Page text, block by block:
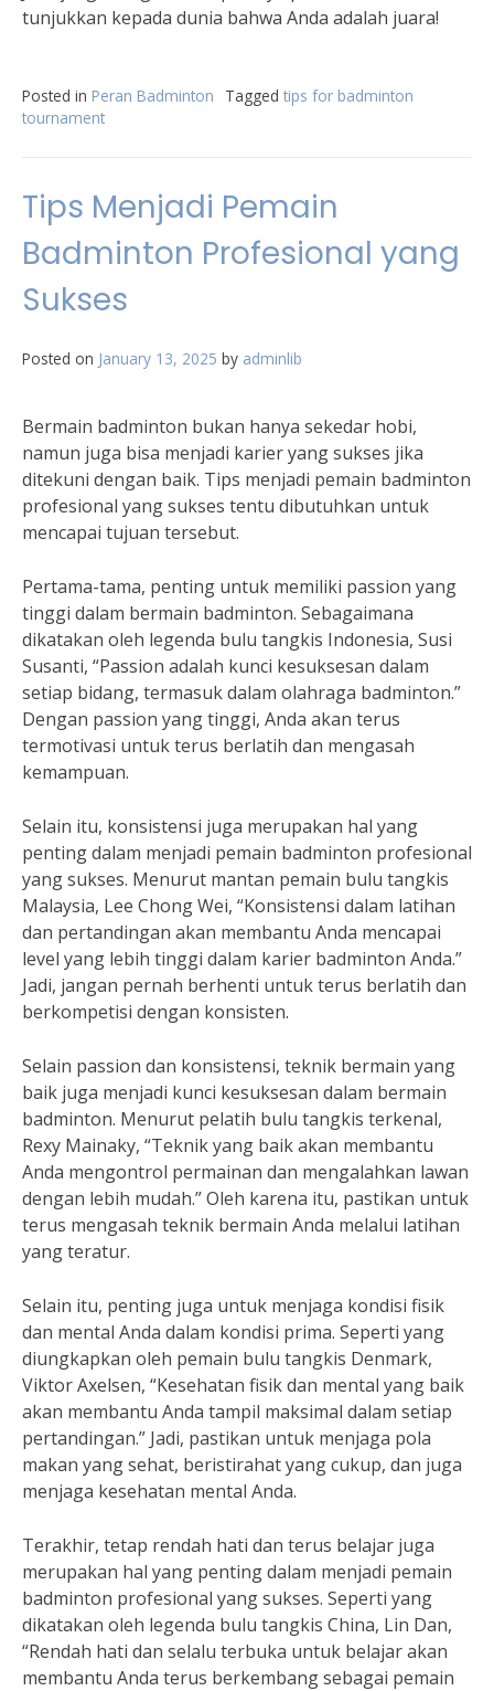
tunjukkan kepada dunia bahwa Anda adalah juara!
Posted in Peran Badminton Tagged tips for badminton
tournament
Tips Menjadi Pemain
Badminton Profesional yang
Sukses
Posted on January 13, 2025 by adminlib
Bermain badminton bukan hanya sekedar hobi,
namun juga bisa menjadi karier yang sukses jika
ditekuni dengan baik. Tips menjadi pemain badminton
profesional yang sukses tentu dibutuhkan untuk
mencapai tujuan tersebut.
Pertama-tama, penting untuk memiliki passion yang
tinggi dalam bermain badminton. Sebagaimana
dikatakan oleh legenda bulu tangkis Indonesia, Susi
Susanti, “Passion adalah kunci kesuksesan dalam
setiap bidang, termasuk dalam olahraga badminton.”
Dengan passion yang tinggi, Anda akan terus
termotivasi untuk terus berlatih dan mengasah
kemampuan.
Selain itu, konsistensi juga merupakan hal yang
penting dalam menjadi pemain badminton profesional
yang sukses. Menurut mantan pemain bulu tangkis
Malaysia, Lee Chong Wei, “Konsistensi dalam latihan
dan pertandingan akan membantu Anda mencapai
level yang lebih tinggi dalam karier badminton Anda.”
Jadi, jangan pernah berhenti untuk terus berlatih dan
berkompetisi dengan konsisten.
Selain passion dan konsistensi, teknik bermain yang
baik juga menjadi kunci kesuksesan dalam bermain
badminton. Menurut pelatih bulu tangkis terkenal,
Rexy Mainaky, “Teknik yang baik akan membantu
Anda mengontrol permainan dan mengalahkan lawan
dengan lebih mudah.” Oleh karena itu, pastikan untuk
terus mengasah teknik bermain Anda melalui latihan
yang teratur.
Selain itu, penting juga untuk menjaga kondisi fisik
dan mental Anda dalam kondisi prima. Seperti yang
diungkapkan oleh pemain bulu tangkis Denmark,
Viktor Axelsen, “Kesehatan fisik dan mental yang baik
akan membantu Anda tampil maksimal dalam setiap
pertandingan.” Jadi, pastikan untuk menjaga pola
makan yang sehat, beristirahat yang cukup, dan juga
menjaga kesehatan mental Anda.
Terakhir, tetap rendah hati dan terus belajar juga
merupakan hal yang penting dalam menjadi pemain
badminton profesional yang sukses. Seperti yang
dikatakan oleh legenda bulu tangkis China, Lin Dan,
“Rendah hati dan selalu terbuka untuk belajar akan
membantu Anda terus berkembang sebagai pemain